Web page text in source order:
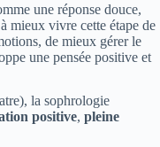
une réponse douce,
mieux vivre cette étape de
de mieux gérer le
une pensée positive et
la sophrologie
positive, pleine